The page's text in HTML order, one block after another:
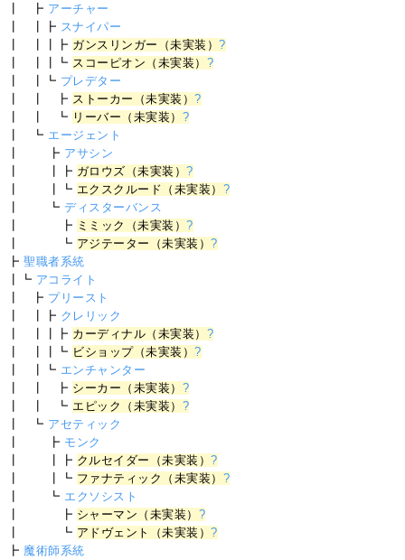
┃ ┣ アーチャー
┃ ┃┣ スナイパー
┃ ┃┃┣ ガンスリンガー（未実装）?
┃ ┃┃┗ スコーピオン（未実装） ?
┃ ┃┗ プレデター
┃ ┃ ┣ ストーカー（未実装）?
┃ ┃ ┗ リーバー（未実装） ?
┃ ┗ エージェント
┃ ┣ アサシン
┃ ┃┣ ガロウズ（未実装）?
┃ ┃┗ エクスクルード（未実装） ?
┃ ┗ディスターバンス
┃ ┣ ミミック（未実装）?
┃ ┗ アジテーター（未実装）?
┣聖職者系統
┃┗ アコライト
┃ ┣ プリースト
┃ ┃┣ クレリック
┃ ┃┃┣ カーディナル（未実装） ?
┃ ┃┃┗ ビショップ（未実装）?
┃ ┃┗ エンチャンター
┃ ┃ ┣ シーカー（未実装） ?
┃ ┃ ┗ エピック（未実装） ?
┃ ┗ アセティック
┃ ┣ モンク
┃ ┃┣ クルセイダー（未実装）?
┃ ┃┗ ファナティック（未実装） ?
┃ ┗ エクソシスト
┃ ┣ シャーマン（未実装） ?
┃ ┗ アドヴェント（未実装）?
┣ 魔術師系統